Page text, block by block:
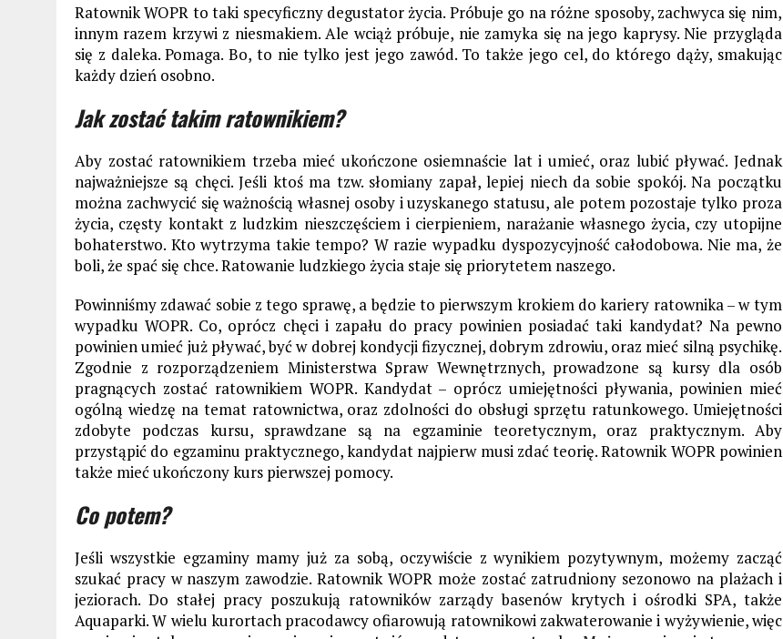
Ratownik WOPR to taki specyficzny degustator życia. Próbuje go na różne sposoby, zachwyca się nim,
innym razem krzywi z niesmakiem. Ale wciąż próbuje, nie zamyka się na jego kaprysy. Nie przygląda
się z daleka. Pomaga. Bo, to nie tylko jest jego zawód. To także jego cel, do którego dąży, smakując
każdy dzień osobno.
Jak zostać takim ratownikiem?
Aby zostać ratownikiem trzeba mieć ukończone osiemnaście lat i umieć, oraz lubić pływać. Jednak
najważniejsze są chęci. Jeśli ktoś ma tzw. słomiany zapał, lepiej niech da sobie spokój. Na początku
można zachwycić się ważnością własnej osoby i uzyskanego statusu, ale potem pozostaje tylko proza
życia, częsty kontakt z ludzkim nieszczęściem i cierpieniem, narażanie własnego życia, czy utopijne
bohaterstwo. Kto wytrzyma takie tempo? W razie wypadku dyspozycyjność całodobowa. Nie ma, że
boli, że spać się chce. Ratowanie ludzkiego życia staje się priorytetem naszego.
Powinniśmy zdawać sobie z tego sprawę, a będzie to pierwszym krokiem do kariery ratownika – w tym
wypadku WOPR. Co, oprócz chęci i zapału do pracy powinien posiadać taki kandydat? Na pewno
powinien umieć już pływać, być w dobrej kondycji fizycznej, dobrym zdrowiu, oraz mieć silną psychikę.
Zgodnie z rozporządzeniem Ministerstwa Spraw Wewnętrznych, prowadzone są kursy dla osób
pragnących zostać ratownikiem WOPR. Kandydat – oprócz umiejętności pływania, powinien mieć
ogólną wiedzę na temat ratownictwa, oraz zdolności do obsługi sprzętu ratunkowego. Umiejętności
zdobyte podczas kursu, sprawdzane są na egzaminie teoretycznym, oraz praktycznym. Aby
przystąpić do egzaminu praktycznego, kandydat najpierw musi zdać teorię. Ratownik WOPR powinien
także mieć ukończony kurs pierwszej pomocy.
Co potem?
Jeśli wszystkie egzaminy mamy już za sobą, oczywiście z wynikiem pozytywnym, możemy zacząć
szukać pracy w naszym zawodzie. Ratownik WOPR może zostać zatrudniony sezonowo na plażach i
jeziorach. Do stałej pracy poszukują ratowników zarządy basenów krytych i ośrodki SPA, także
Aquaparki. W wielu kurortach pracodawcy ofiarowują ratownikowi zakwaterowanie i wyżywienie, więc